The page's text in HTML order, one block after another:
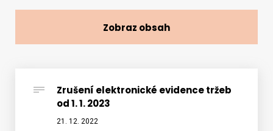
Kontakty
Vyhledat na webu
Zrušení elektronické evidence tržeb
od 1. 1. 2023
21. 12. 2022
Zobraz obsah